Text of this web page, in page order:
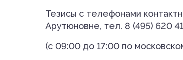
Тезисы c телефонами
Арутюновне, тел. 8 (495) 620
(с 09:00 до 17:00 по